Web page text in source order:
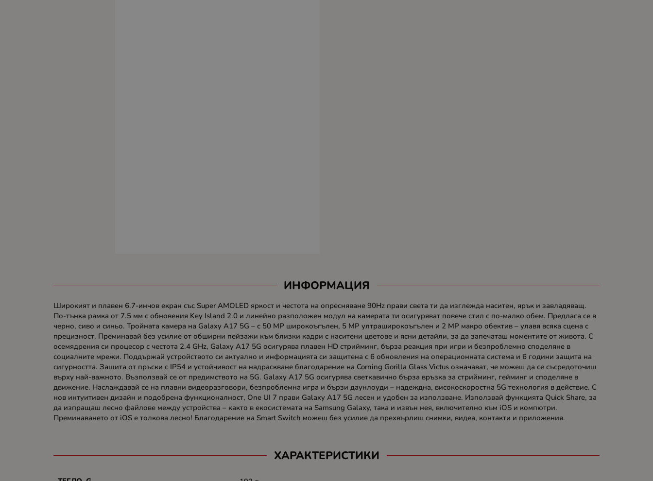
ИНФОРМАЦИЯ
Широкият и плавен 6.7-инчов екран със Super AMOLED яркост и честота на опресняване 90Hz прави света ти да изглежда наситен, ярък и завладяващ.
По-тънка рамка от 7.5 мм с обновения Key Island 2.0 и линейно разположен модул на камерата ти осигуряват повече стил с по-малко обем. Предлага се в
черно, сиво и синьо. Тройната камера на Galaxy A17 5G – с 50 MP широкоъгълен, 5 MP ултраширокоъгълен и 2 MP макро обектив – улавя всяка сцена с
прецизност. Преминавай без усилие от обширни пейзажи към близки кадри с наситени цветове и ясни детайли, за да запечаташ моментите от живота. С
осемядрения си процесор с честота 2.4 GHz, Galaxy A17 5G осигурява плавен HD стрийминг, бърза реакция при игри и безпроблемно споделяне в
социалните мрежи. Поддържай устройството си актуално и информацията си защитена с 6 обновления на операционната система и 6 години защита на
сигурността. Защита от пръски с IP54 и устойчивост на надраскване благодарение на Corning Gorilla Glass Victus означават, че можеш да се съсредоточиш
върху най-важното. Възползвай се от предимството на 5G. Galaxy A17 5G осигурява светкавично бърза връзка за стрийминг, гейминг и споделяне в
движение. Наслаждавай се на плавни видеоразговори, безпроблемна игра и бързи даунлоуди – надеждна, високоскоростна 5G технология в действие. С
нов интуитивен дизайн и подобрена функционалност, One UI 7 прави Galaxy A17 5G лесен и удобен за използване. Използвай функцията Quick Share, за
да изпращаш лесно файлове между устройства – както в екосистемата на Samsung Galaxy, така и извън нея, включително към iOS и компютри.
Преминаването от iOS е толкова лесно! Благодарение на Smart Switch можеш без усилие да прехвърлиш снимки, видеа, контакти и приложения.
ХАРАКТЕРИСТИКИ